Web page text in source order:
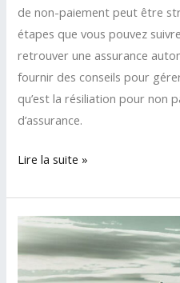
de non-paiement peut être
étapes que vous pouvez
retrouver une assurance
fournir des conseils pour
qu’est la résiliation pour non
d’assurance.
Assurance
résiliée
pour
non
paiement
Lire la suite »